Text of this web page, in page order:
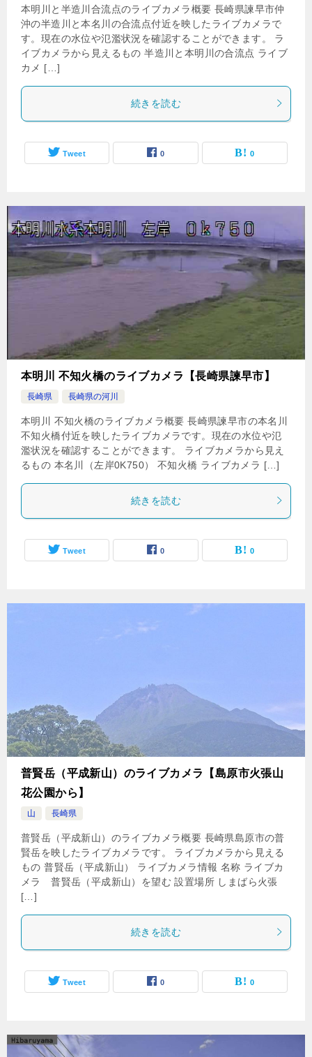
本明川と半造川合流点のライブカメラ概要 長崎県諫早市仲
沖の半造川と本名川の合流点付近を映したライブカメラで
す。現在の水位や氾濫状況を確認することができます。 ラ
イブカメラから見えるもの 半造川と本明川の合流点 ライブ
カメ […]
続きを読む
Tweet 0 0
本明川 不知火橋のライブカメラ【長崎県諫早市】
長崎県 長崎県の河川
本明川 不知火橋のライブカメラ概要 長崎県諫早市の本名川
不知火橋付近を映したライブカメラです。現在の水位や氾
濫状況を確認することができます。 ライブカメラから見え
るもの 本名川（左岸0K750） 不知火橋 ライブカメラ […]
続きを読む
Tweet 0 0
普賢岳（平成新山）のライブカメラ【島原市火張山
花公園から】
山 長崎県
普賢岳（平成新山）のライブカメラ概要 長崎県島原市の普
賢岳を映したライブカメラです。 ライブカメラから見える
もの 普賢岳（平成新山） ライブカメラ情報 名称 ライブカ
メラ 普賢岳（平成新山）を望む 設置場所 しまばら火張
[…]
続きを読む
Tweet 0 0